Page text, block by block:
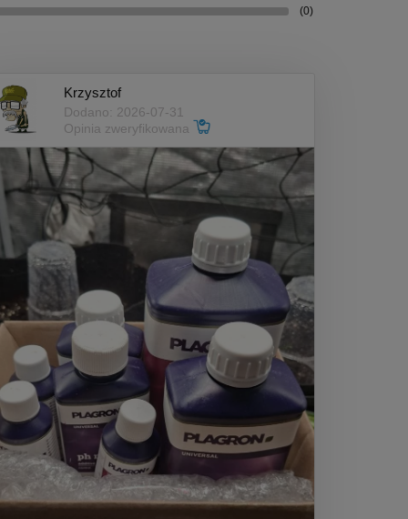
(0)
Krzysztof
Dodano: 2026-07-31
Opinia zweryfikowana